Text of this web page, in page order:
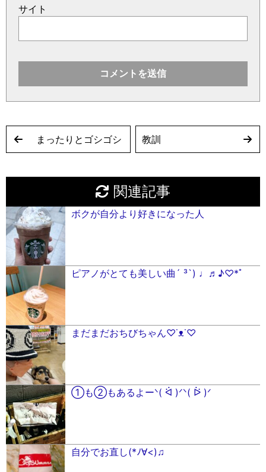
サイト
まったりとゴシゴシ 教訓
関連記事
ボクが自分より好きになった人
ピアノがとても美しい曲´ ³`) ♩♬♪♡*ﾟ
まだまだおちびちゃん♡˙ᴥ˙♡
①も②もあるよーᐠ( ᐛ )ᐟᐠ( ᐖ )ᐟ
自分でお直し(*ﾉ∀︎<)♫